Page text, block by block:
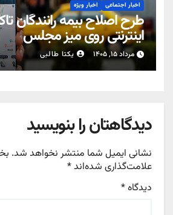
اخبار اجتماعی اخبار ویژه
طرح اصلاح بیمه رانندگان
اینترنتی روی میز مجلس
مرداد ۱۵, ۱۴۰۵ یکتا طالبی
دیدگاهتان را بنویسید
نشانی ایمیل شما منتشر نخواهد شد.
علامت‌گذاری شده‌اند*
دیدگاه*